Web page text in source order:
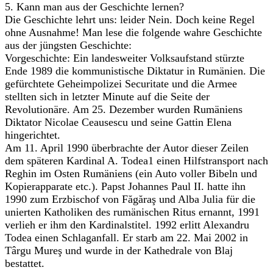
5. Kann man aus der Geschichte lernen?
Die Geschichte lehrt uns: leider Nein. Doch keine Regel
ohne Ausnahme! Man lese die folgende wahre Geschichte
aus der jüngsten Geschichte:
Vorgeschichte: Ein landesweiter Volksaufstand stürzte
Ende 1989 die kommunistische Diktatur in Rumänien. Die
gefürchtete Geheimpolizei Securitate und die Armee
stellten sich in letzter Minute auf die Seite der
Revolutionäre. Am 25. Dezember wurden Rumäniens
Diktator Nicolae Ceausescu und seine Gattin Elena
hingerichtet.
Am 11. April 1990 überbrachte der Autor dieser Zeilen
dem späteren Kardinal A. Todea1 einen Hilfstransport nach
Reghin im Osten Rumäniens (ein Auto voller Bibeln und
Kopierapparate etc.). Papst Johannes Paul II. hatte ihn
1990 zum Erzbischof von Făgăraş und Alba Julia für die
unierten Katholiken des rumänischen Ritus ernannt, 1991
verlieh er ihm den Kardinalstitel. 1992 erlitt Alexandru
Todea einen Schlaganfall. Er starb am 22. Mai 2002 in
Târgu Mureş und wurde in der Kathedrale von Blaj
bestattet.